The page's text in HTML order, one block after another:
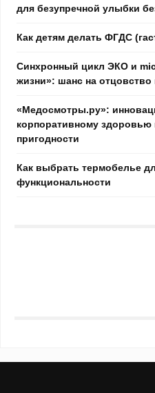
для безупречной улыбки
Как детям делать ФГДС
Синхронный цикл ЭКО и
жизни»: шанс на отцовство
«Медосмотры.ру»:
корпоративному
пригодности
Как выбрать термобелье
функциональности